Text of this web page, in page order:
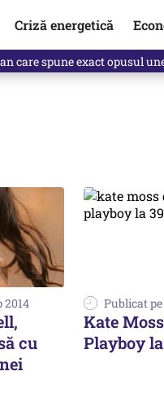
Criză energetică
Mihai Vîrdol, dezvăluite de
2014
cu
Publicat pe
Kate
Playboy